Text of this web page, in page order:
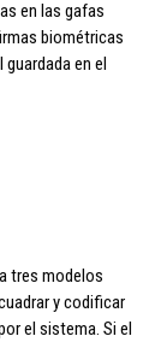
en las gafas
biométricas
en el
tres modelos
y codificar
el sistema. Si el